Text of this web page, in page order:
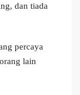
dan tiada
percaya
lain